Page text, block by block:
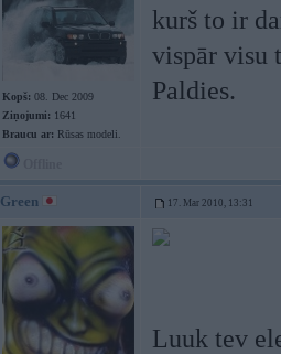
Kopš: 08. Dec 2009
Ziņojumi: 1641
Braucu ar: Rūsas modeli.
kurš to ir
vispār visu
Paldies.
Green 17. Mar 2010, 13:31
Luuk tev